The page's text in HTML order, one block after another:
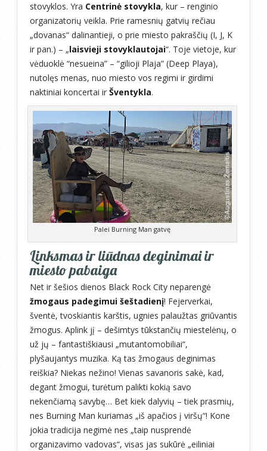
stovyklos. Yra Centrinė stovykla, kur – renginio
organizatorių veikla. Prie ramesnių gatvių rečiau
„dovanas“ dalinantieji, o prie miesto pakraščių (I, J, K
ir pan.) – „laisvieji stovyklautojai“. Toje vietoje, kur
vėduoklė “nesueina” – “gilioji Plaja” (Deep Playa),
nutolęs menas, nuo miesto vos regimi ir girdimi
naktiniai koncertai ir Šventykla.
Palei Burning Man gatvę
Linksmas ir liūdnas deginimai ir
miesto pabaiga
Net ir šešios dienos Black Rock City neparengė
žmogaus padegimui šeštadienį! Fejerverkai,
šventė, tvoskiantis karštis, ugnies palaužtas griūvantis
žmogus. Aplink jį – dešimtys tūkstančių miestelėnų, o
už jų – fantastiškiausi „mutantomobiliai“,
plyšaujantys muzika. Ką tas žmogaus deginimas
reiškia? Niekas nežino! Vienas savanoris sakė, kad,
degant žmogui, turėtum palikti kokią savo
nekenčiamą savybę… Bet kiek dalyvių – tiek prasmių,
nes Burning Man kuriamas „iš apačios į viršų“! Kone
jokia tradicija negimė nes „taip nusprendė
organizavimo vadovas“, visas jas sukūrė „eiliniai